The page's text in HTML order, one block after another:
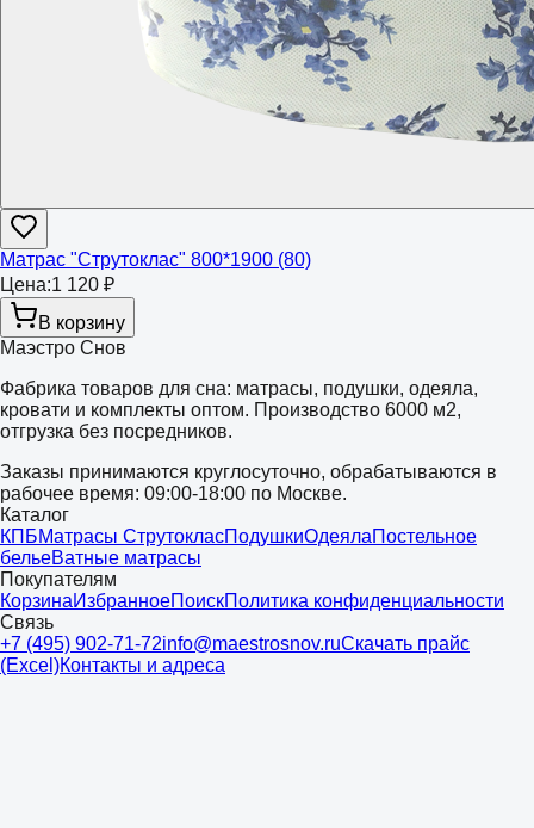
Матрас "Струтоклас" 800*1900 (80)
Цена:1 120 ₽
В корзину
Маэстро Снов
Фабрика товаров для сна: матрасы, подушки, одеяла,
кровати и комплекты оптом. Производство 6000 м2,
отгрузка без посредников.
Заказы принимаются круглосуточно, обрабатываются в
рабочее время: 09:00-18:00 по Москве.
Каталог
КПБМатрасы СтрутокласПодушкиОдеялаПостельное
бельеВатные матрасы
Покупателям
КорзинаИзбранноеПоискПолитика конфиденциальности
Связь
+7 (495) 902-71-72info@maestrosnov.ruСкачать прайс
(Excel)Контакты и адреса